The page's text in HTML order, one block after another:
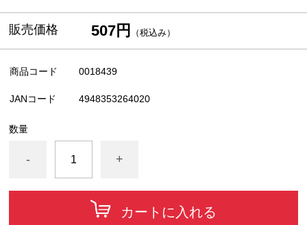
販売価格 507円 （税込み）
商品コード 0018439
JANコード 4948353264020
数量
- +
カートに入れる